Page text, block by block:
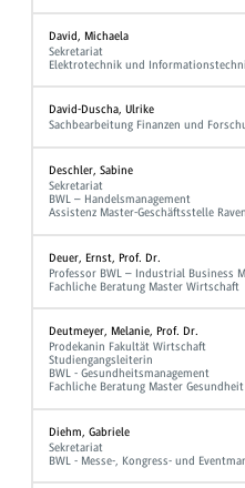
David, Michaela
Sekretariat
Elektrotechnik und
David-Duscha, Ulrike
Sachbearbeitung Finanzen und
Deschler, Sabine
Sekretariat
BWL – Handelsmanagement
Assistenz Master-Geschäftsstelle
Deuer, Ernst, Prof. Dr.
Professor BWL – Industrial Business
Fachliche Beratung Master Wirtschaft
Deutmeyer, Melanie, Prof. Dr.
Prodekanin Fakultät Wirtschaft
Studiengangsleiterin
BWL - Gesundheitsmanagement
Fachliche Beratung Master
Diehm, Gabriele
Sekretariat
BWL - Messe-, Kongress- und